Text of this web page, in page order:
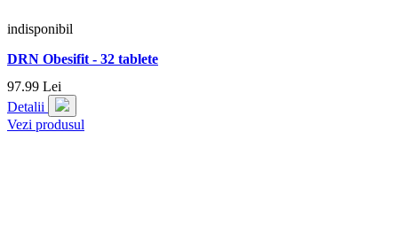
indisponibil
DRN Obesifit - 32 tablete
97.99 Lei
Detalii
Vezi produsul